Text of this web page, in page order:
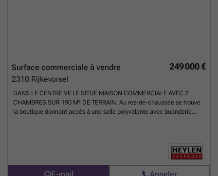
249 000 €
Surface commerciale à vendre
2310 Rijkevorsel
DANS LE CENTRE VILLE SITUÉ MAISON COMMERCIALE AVEC 2
CHAMBRES SUR 190 M² DE TERRAIN. Au rez-de-chaussée se trouve
la boutique donnant accès à une salle polyvalente avec buanderie
nombreuses possibilités à cet emplacement idéal ! On accède au
premier étage par le hall d'entrée privé, où l'on entre dans le spacieux
séjour avec cuisine ouverte équipée de plaques de cuisson, d'une